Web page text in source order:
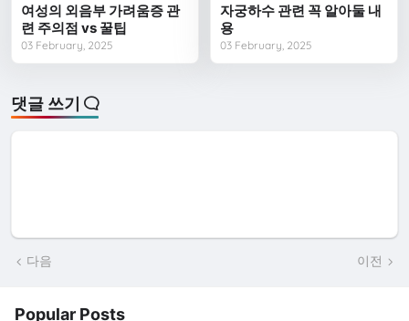
여성의 외음부 가려움증 관
련 주의점 vs 꿀팁
03 February, 2025
자궁하수 관련 꼭 알아둘 내
용
03 February, 2025
댓글 쓰기
다음 이전
Popular Posts